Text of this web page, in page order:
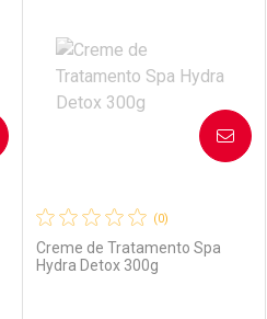
Laboratório
Por Menos
(0)
Creme de Tratamento Spa
Hydra Detox 300g
AVISE-ME